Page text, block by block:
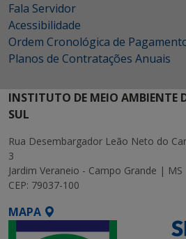
Fala Servidor
Acessibilidade
Ordem Cronológica de
Planos de Contratações Anuais
INSTITUTO DE MEIO AMBIENTE
SUL
Rua Desembargador Leão Neto do
3
Jardim Veraneio - Campo Grande | MS
CEP: 79037-100
MAPA